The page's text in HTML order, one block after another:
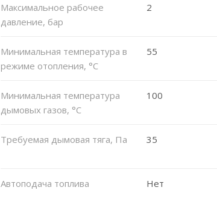
Максимальное рабочее
давление, бар
2
Минимальная температура в
режиме отопления, °C
55
Минимальная температура
дымовых газов, °C
100
Требуемая дымовая тяга, Па 35
Автоподача топлива Нет